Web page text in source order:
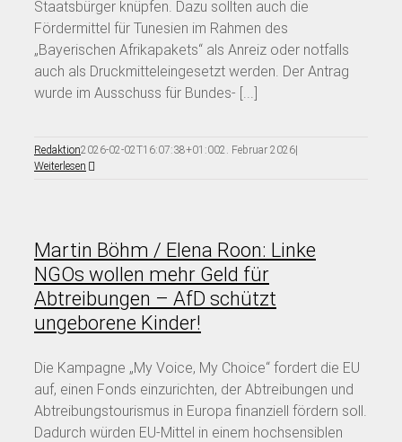
Staatsbürger knüpfen. Dazu sollten auch die
Fördermittel für Tunesien im Rahmen des
„Bayerischen Afrikapakets“ als Anreiz oder notfalls
auch als Druckmitteleingesetzt werden. Der Antrag
wurde im Ausschuss für Bundes- [...]
Redaktion2026-02-02T16:07:38+01:002. Februar 2026|
Weiterlesen
Martin Böhm / Elena Roon: Linke
NGOs wollen mehr Geld für
Abtreibungen – AfD schützt
ungeborene Kinder!
Die Kampagne „My Voice, My Choice“ fordert die EU
auf, einen Fonds einzurichten, der Abtreibungen und
Abtreibungstourismus in Europa finanziell fördern soll.
Dadurch würden EU-Mittel in einem hochsensiblen